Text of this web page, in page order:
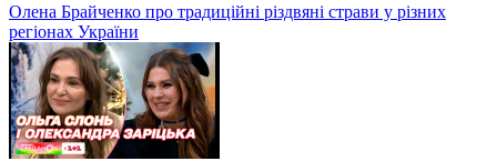
Олена Брайченко про традиційні різдвяні страви у різних
регіонах України